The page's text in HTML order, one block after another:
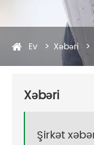
Ev Xəbəri
Xəbəri
Şirkət